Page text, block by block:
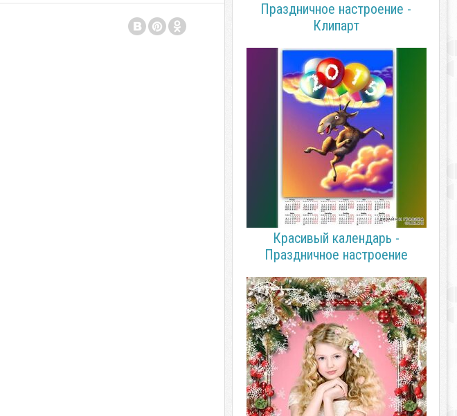
Праздничное настроение -
Клипарт
Красивый календарь -
Праздничное настроение